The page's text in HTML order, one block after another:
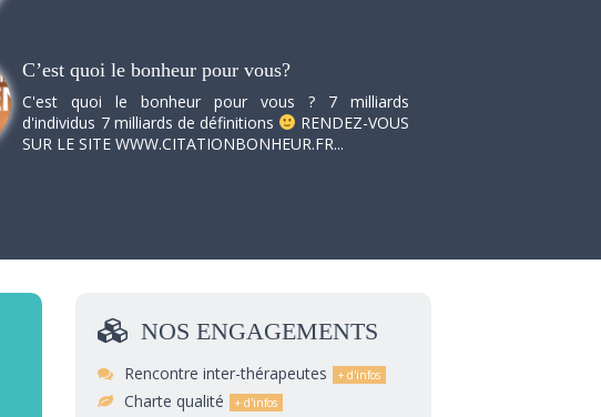
C’est quoi le bonheur pour vous?
C'est quoi le bonheur pour vous ? 7 milliards
d'individus 7 milliards de définitions
RENDEZ-VOUS
SUR LE SITE WWW.CITATIONBONHEUR.FR...
NOS ENGAGEMENTS
Rencontre inter-thérapeutes
Charte qualité